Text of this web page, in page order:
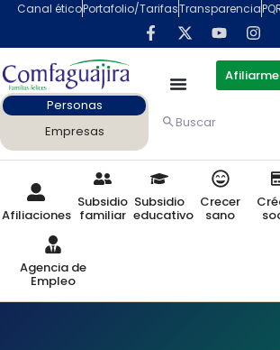
Canal éticoPortafolio/TarifasTransparencia
Afiliarme
Personas
Empresas
Buscar
Afiliaciones
Subsidio
familiar
Subsidio
educativo
Crecer
sano
Agencia de
Empleo